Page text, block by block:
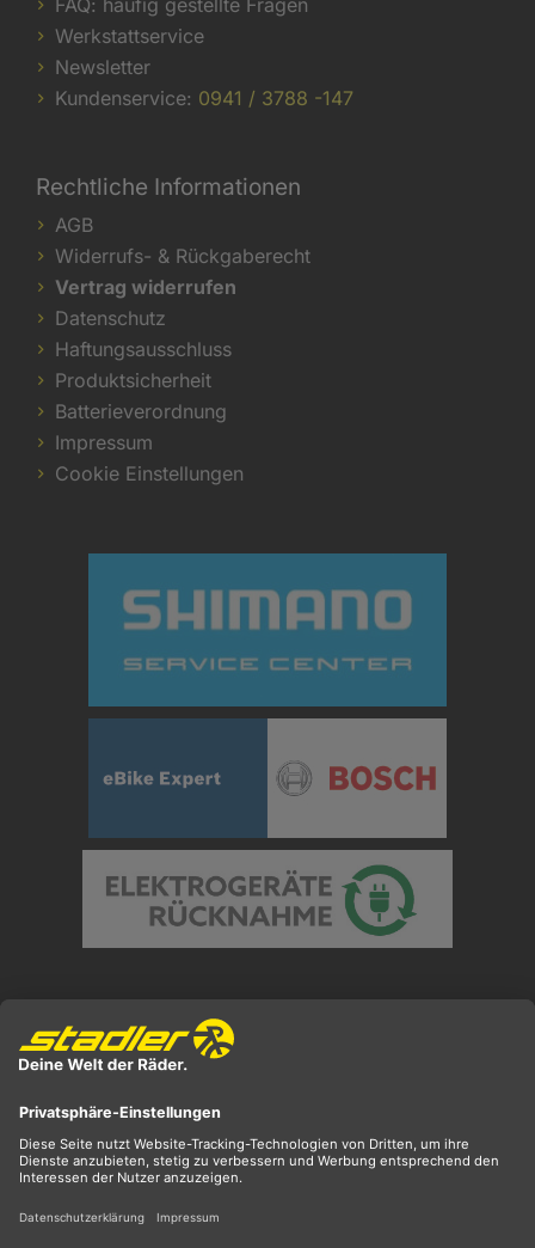
Werkstattservice
Newsletter
Kundenservice: 0941 / 3788 -147
Rechtliche Informationen
AGB
Widerrufs- & Rückgaberecht
Vertrag widerrufen
Datenschutz
Haftungsausschluss
Produktsicherheit
Batterieverordnung
Impressum
Cookie Einstellungen